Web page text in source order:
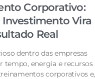
Corporativo:
Vira
Real
dentro das empresas
tempo, energia e recursos
corporativos e,